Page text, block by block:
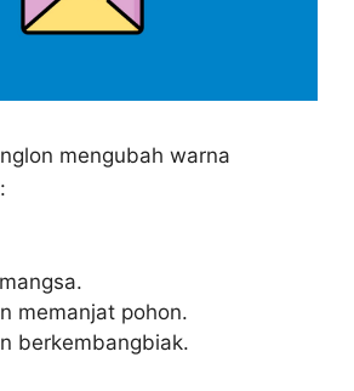
mengubah warna
memanjat pohon.
berkembangbiak.